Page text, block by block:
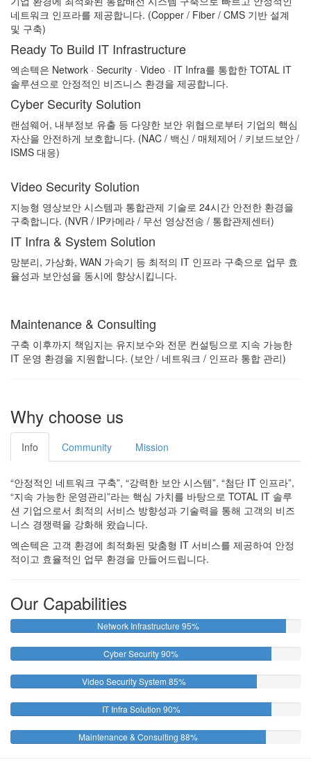
네트워크 인프라를 제공합니다. (Copper / Fiber / CMS 기반 설계
및 구축)
Ready To Build IT Infrastructure
엑손텍은 Network · Security · Video · IT Infra를 통합한 TOTAL IT
솔루션으로 안정적인 비즈니스 환경을 제공합니다.
Cyber Security Solution
랜섬웨어, 내부정보 유출 등 다양한 보안 위협으로부터 기업의 핵심
자산을 안전하게 보호합니다. (NAC / 백신 / 매체제어 / 키보드보안 /
ISMS 대응)
Video Security Solution
지능형 영상보안 시스템과 통합관제 기술로 24시간 안전한 환경을
구축합니다. (NVR / IP카메라 / 무선 영상전송 / 통합관제센터)
IT Infra & System Solution
망분리, 가상화, WAN 가속기 등 최적의 IT 인프라 구축으로 업무 효
율성과 보안성을 동시에 향상시킵니다.
Maintenance & Consulting
구축 이후까지 책임지는 유지보수와 전문 컨설팅으로 지속 가능한
IT 운영 환경을 지원합니다. (보안 / 네트워크 / 인프라 통합 관리)
Why choose us
Info Community Mission
“안정적인 네트워크 구축”, “강력한 보안 시스템”, “첨단 IT 인프라”,
“지속 가능한 운영관리”라는 핵심 가치를 바탕으로 TOTAL IT 솔루
션 기업으로서 최적의 서비스 방향성과 기술력을 통해 고객의 비즈
니스 경쟁력을 강화해 왔습니다.
엑손텍은 고객 환경에 최적화된 맞춤형 IT 서비스를 제공하여 안정
적이고 효율적인 업무 환경을 만들어드립니다.
Our Capabilities
Network Infrastructure 95%
Cyber Security90%
Video Security System 85%
IT Infra Solution 90%
Maintenance & Consulting 88%